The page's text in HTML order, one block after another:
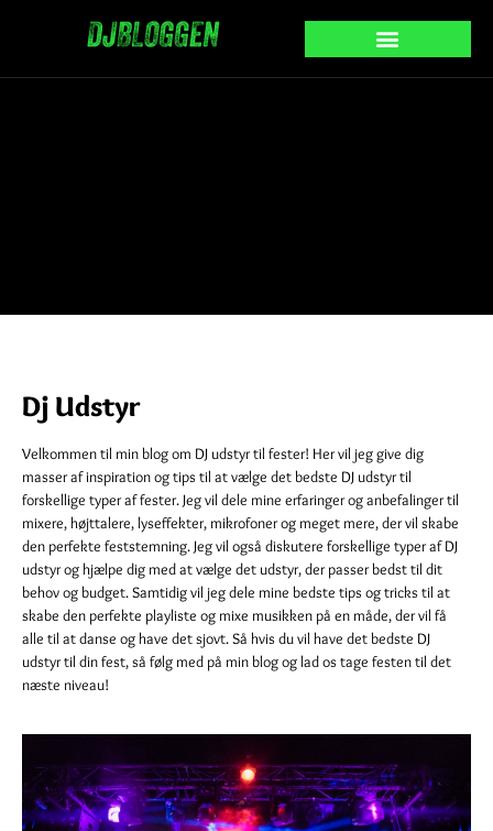
Dj Udstyr
Velkommen til min blog om DJ udstyr til fester! Her vil jeg give dig
masser af inspiration og tips til at vælge det bedste DJ udstyr til
forskellige typer af fester. Jeg vil dele mine erfaringer og anbefalinger til
mixere, højttalere, lyseffekter, mikrofoner og meget mere, der vil skabe
den perfekte feststemning. Jeg vil også diskutere forskellige typer af DJ
udstyr og hjælpe dig med at vælge det udstyr, der passer bedst til dit
behov og budget. Samtidig vil jeg dele mine bedste tips og tricks til at
skabe den perfekte playliste og mixe musikken på en måde, der vil få
alle til at danse og have det sjovt. Så hvis du vil have det bedste DJ
udstyr til din fest, så følg med på min blog og lad os tage festen til det
næste niveau!